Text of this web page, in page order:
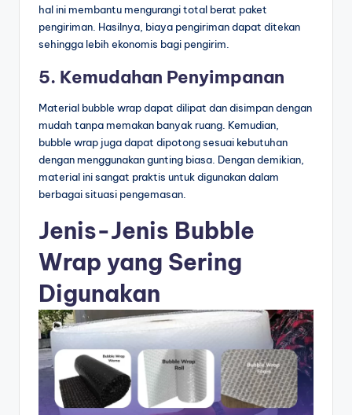
hal ini membantu mengurangi total berat paket
pengiriman. Hasilnya, biaya pengiriman dapat ditekan
sehingga lebih ekonomis bagi pengirim.
5. Kemudahan Penyimpanan
Material bubble wrap dapat dilipat dan disimpan dengan
mudah tanpa memakan banyak ruang. Kemudian,
bubble wrap juga dapat dipotong sesuai kebutuhan
dengan menggunakan gunting biasa. Dengan demikian,
material ini sangat praktis untuk digunakan dalam
berbagai situasi pengemasan.
Jenis-Jenis Bubble
Wrap yang Sering
Digunakan